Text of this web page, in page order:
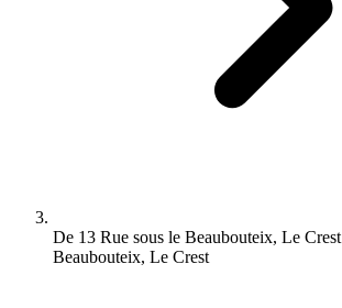
De 13 Rue sous le Beaubouteix, Le
Beaubouteix, Le Crest